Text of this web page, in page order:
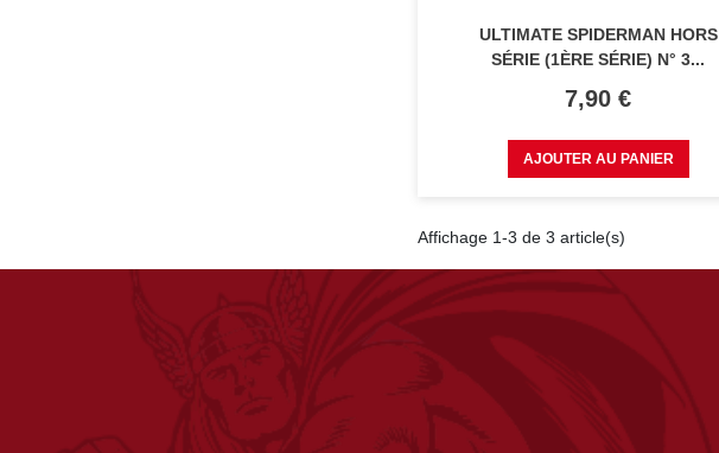
ULTIMATE SPIDERMAN HORS
SÉRIE (1ÈRE SÉRIE) N° 3...
Prix
7,90 €
AJOUTER AU PANIER
Affichage 1-3 de 3 article(s)